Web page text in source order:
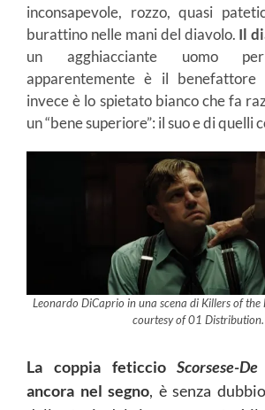
inconsapevole, rozzo, quasi
burattino nelle mani del diavolo. Il
un agghiacciante uomo
apparentemente è il
invece è lo spietato bianco che fa
un “bene superiore”: il suo e di quelli
Leonardo DiCaprio in una scena di Killers of
courtesy of 01 Distribution.
La coppia feticcioScorsese-
ancora nel segno, è senza